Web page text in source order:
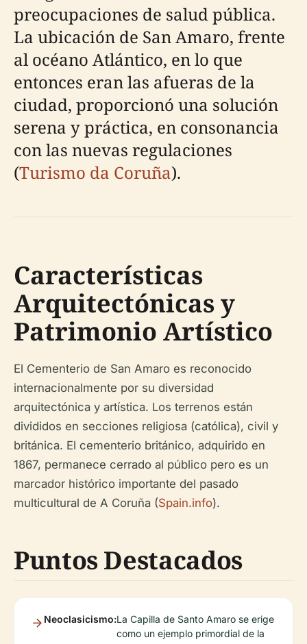
preocupaciones de salud pública.
La ubicación de San Amaro, frente
al océano Atlántico, en lo que
entonces eran las afueras de la
ciudad, proporcionó una solución
serena y práctica, en consonancia
con las nuevas regulaciones
(Turismo da Coruña).
Características
Arquitectónicas y
Patrimonio Artístico
El Cementerio de San Amaro es reconocido
internacionalmente por su diversidad
arquitectónica y artística. Los terrenos están
divididos en secciones religiosa (católica), civil y
británica. El cementerio británico, adquirido en
1867, permanece cerrado al público pero es un
marcador histórico importante del pasado
multicultural de A Coruña (Spain.info).
Puntos Destacados
Neoclasicismo:La Capilla de Santo Amaro se erige
como un ejemplo primordial de la